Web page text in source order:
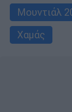
Μουντιάλ
Χαμάς